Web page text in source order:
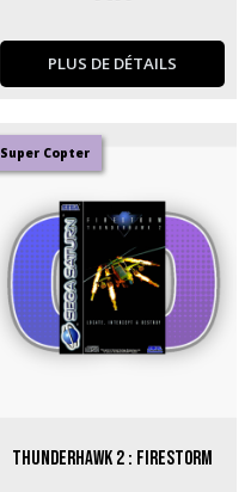
PLUS DE DÉTAILS
Super Copter
Thunderhawk 2 : Firestorm